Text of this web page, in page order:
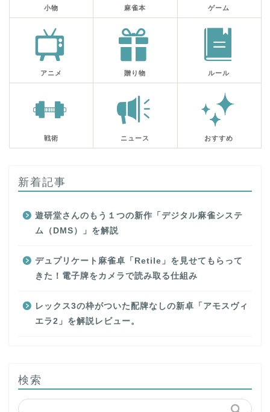
小物 麻雀本 ゲーム
アニメ 贈り物 ルール
戦術 ニュース おすすめ
新着記事
遊研堂さんのもう１つの新作「デジタル麻雀システ
ム（DMS）」を解説
デュプリケート麻雀卓「Retile」を見せてもらって
きた！電子牌をカメラで読み取る仕組み
レックス3の枠がついた配牌なしの新卓「アモスヴィ
エラ2」を解説レビュー。
検索